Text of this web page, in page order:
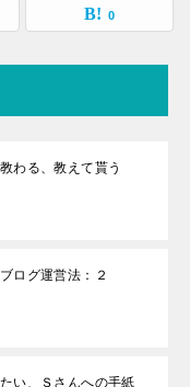
0
わる、教えて貰う
ログ運営法：２
い、Ｓさんへの手紙